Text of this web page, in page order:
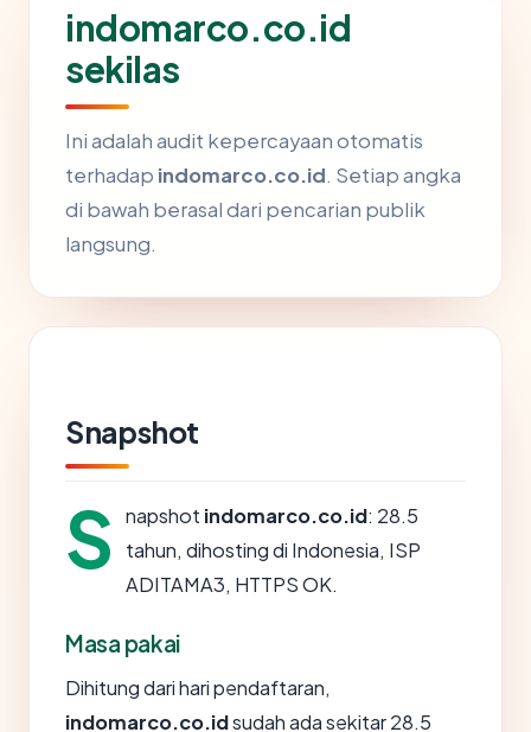
indomarco.co.id
sekilas
Ini adalah audit kepercayaan otomatis
terhadap indomarco.co.id. Setiap angka
di bawah berasal dari pencarian publik
langsung.
Snapshot
S napshot indomarco.co.id: 28.5
tahun, dihosting di Indonesia, ISP
ADITAMA3, HTTPS OK.
Masa pakai
Dihitung dari hari pendaftaran,
indomarco.co.idsudah ada sekitar 28.5